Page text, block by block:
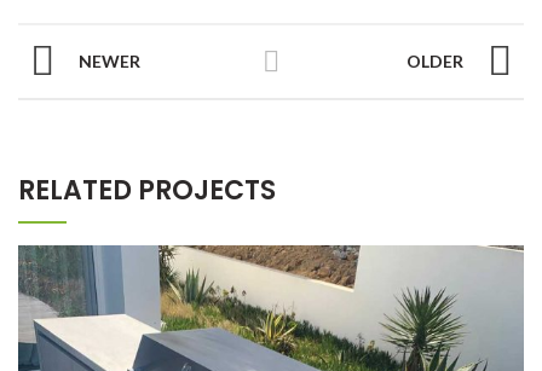
NEWER OLDER
RELATED PROJECTS